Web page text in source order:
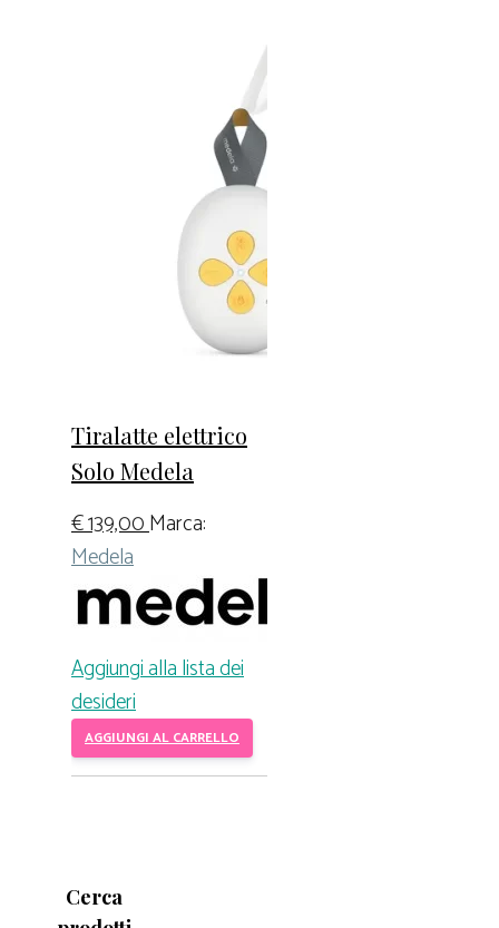
Tiralatte elettrico
Solo Medela
€139,00Marca:
Medela
Aggiungi alla lista dei
desideri
AGGIUNGI AL CARRELLO
Cerca